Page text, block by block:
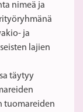
nimeä ja
ja
lajien
täytyy
tuomareiden